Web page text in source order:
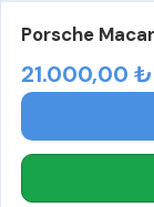
Porsche
21.000,00 ₺